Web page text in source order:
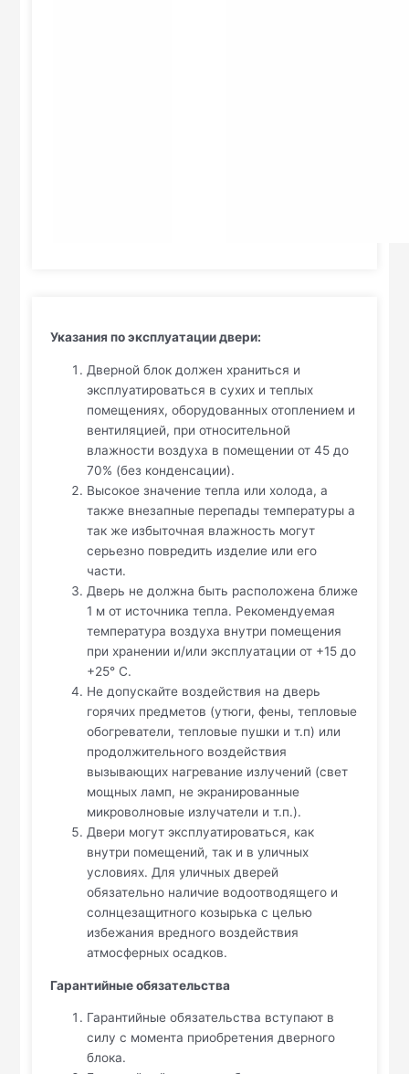
Указания по эксплуатации двери:
Дверной блок должен храниться и
эксплуатироваться в сухих и теплых
помещениях, оборудованных отоплением и
вентиляцией, при относительной
влажности воздуха в помещении от 45 до
70% (без конденсации).
Высокое значение тепла или холода, а
также внезапные перепады температуры а
так же избыточная влажность могут
серьезно повредить изделие или его
части.
Дверь не должна быть расположена ближе
1 м от источника тепла. Рекомендуемая
температура воздуха внутри помещения
при хранении и/или эксплуатации от +15 до
+25° С.
Не допускайте воздействия на дверь
горячих предметов (утюги, фены, тепловые
обогреватели, тепловые пушки и т.п) или
продолжительного воздействия
вызывающих нагревание излучений (свет
мощных ламп, не экранированные
микроволновые излучатели и т.п.).
Двери могут эксплуатироваться, как
внутри помещений, так и в уличных
условиях. Для уличных дверей
обязательно наличие водоотводящего и
солнцезащитного козырька с целью
избежания вредного воздействия
атмосферных осадков.
Гарантийные обязательства
Гарантийные обязательства вступают в
силу с момента приобретения дверного
блока.